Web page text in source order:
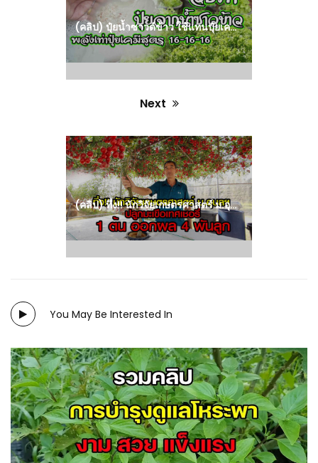
(คลิป) ปุ๋ยน้ำซาวด์ข้าว ใช้แทนปุ๋ยเคมี สูตร 16 16 16 : วีดีโอ เกษตร
Next
Next
post:
(คลิป) ทึ่ง!! นักวิจัยเกษตรศาสตร์ ม.อุบลฯ ปลูกมะเขือเทศเชอรี่ 1 ต้น ออกผลกว่า 4,000 ลูก : วีดีโอ เกษตร
You May Be Interested In